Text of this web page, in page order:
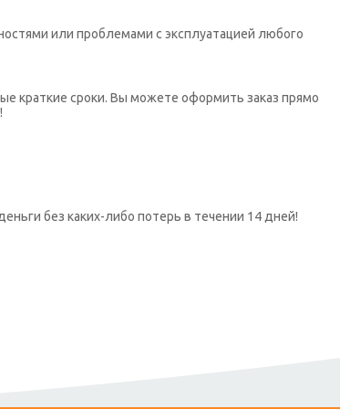
или проблемами с эксплуатацией любого
краткие сроки. Вы можете оформить заказ прямо
без каких-либо потерь в течении 14 дней!